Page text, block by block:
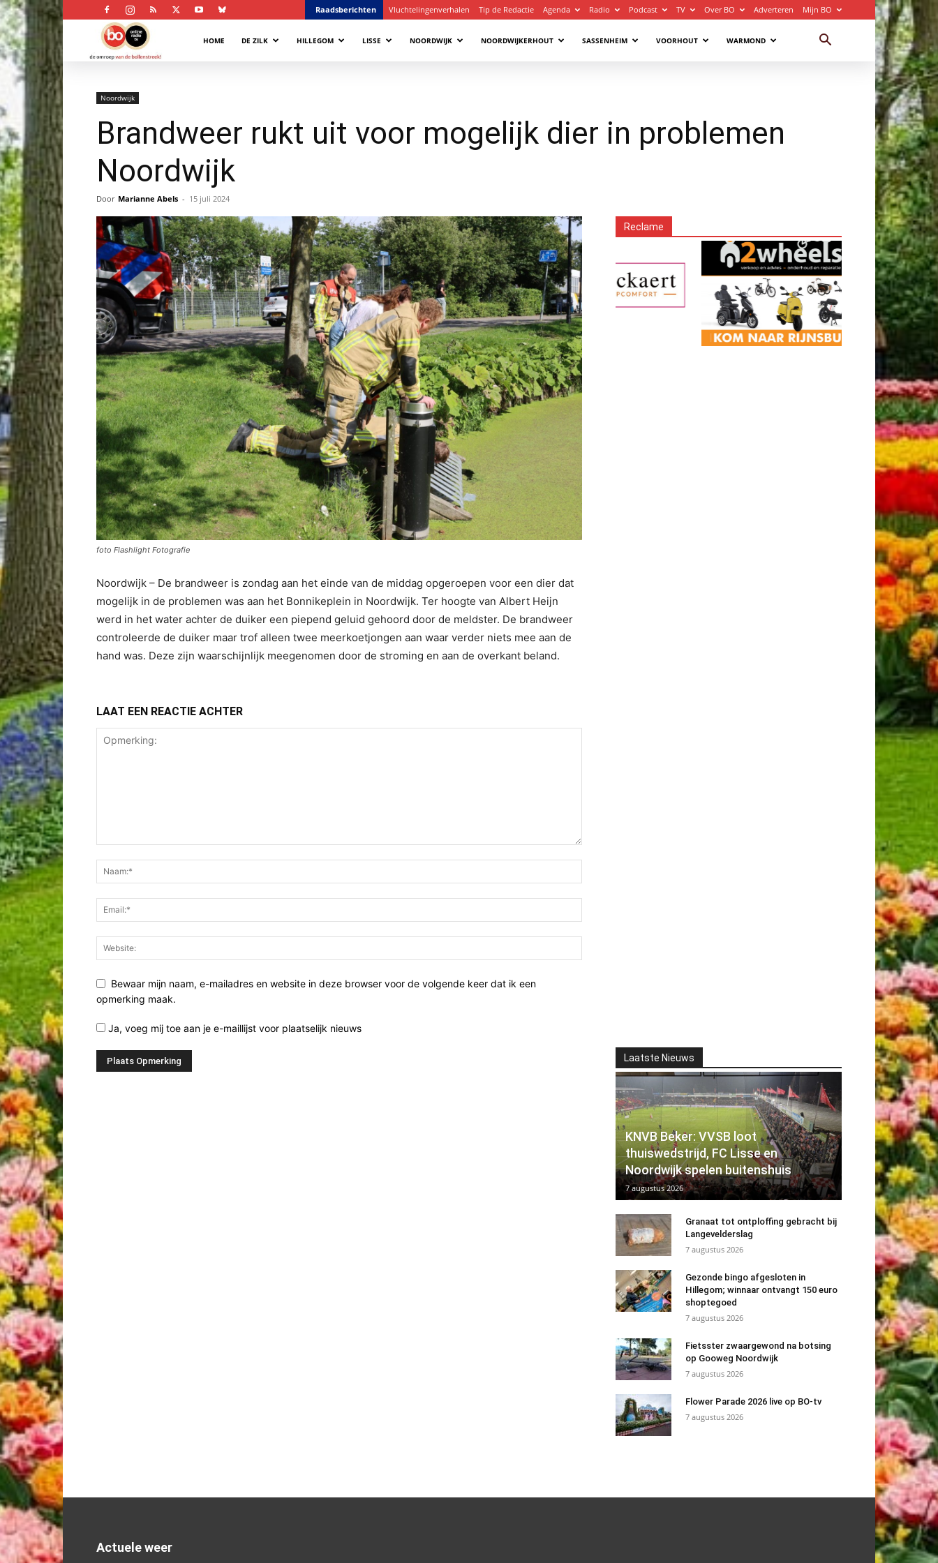
Raadsberichten Vluchtelingenverhalen Tip de Redactie Agenda Radio Podcast TV Over BO Adverteren Mijn BO
Bollenstreek
HOME DE ZILK HILLEGOM LISSE NOORDWIJK NOORDWIJKERHOUT SASSENHEIM VOORHOUT WARMOND
Noordwijk
Brandweer rukt uit voor mogelijk dier in problemen
Noordwijk
Door Marianne Abels - 15 juli 2024
foto Flashlight Fotografie
Noordwijk – De brandweer is zondag aan het einde van de middag opgeroepen voor een dier dat
mogelijk in de problemen was aan het Bonnikeplein in Noordwijk. Ter hoogte van Albert Heijn
werd in het water achter de duiker een piepend geluid gehoord door de meldster. De brandweer
controleerde de duiker maar trof alleen twee meerkoetjongen aan waar verder niets mee aan de
hand was. Deze zijn waarschijnlijk meegenomen door de stroming en aan de overkant beland.
LAAT EEN REACTIE ACHTER
Bewaar mijn naam, e-mailadres en website in deze browser voor de volgende keer dat ik een
opmerking maak.
Ja, voeg mij toe aan je e-maillijst voor plaatselijk nieuws
Reclame
Laatste Nieuws
KNVB Beker: VVSB loot
thuiswedstrijd, FC Lisse en
Noordwijk spelen buitenshuis
7 augustus 2026
Granaat tot ontploffing gebracht bij
Langevelderslag
7 augustus 2026
Gezonde bingo afgesloten in
Hillegom; winnaar ontvangt 150 euro
shoptegoed
7 augustus 2026
Fietsster zwaargewond na botsing
op Gooweg Noordwijk
7 augustus 2026
Flower Parade 2026 live op BO-tv
7 augustus 2026
Actuele weer